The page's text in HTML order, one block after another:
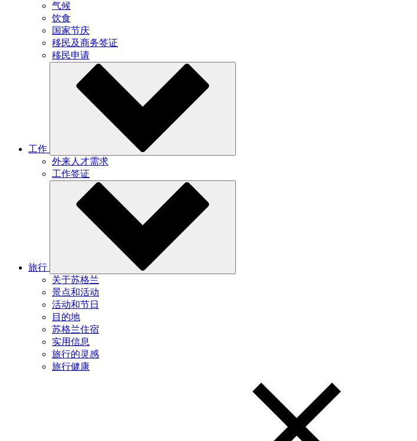
气候
饮食
国家节庆
移民及商务签证
移民申请
工作
外来人才需求
工作签证
旅行
关于苏格兰
景点和活动
活动和节日
目的地
苏格兰住宿
实用信息
旅行的灵感
旅行健康